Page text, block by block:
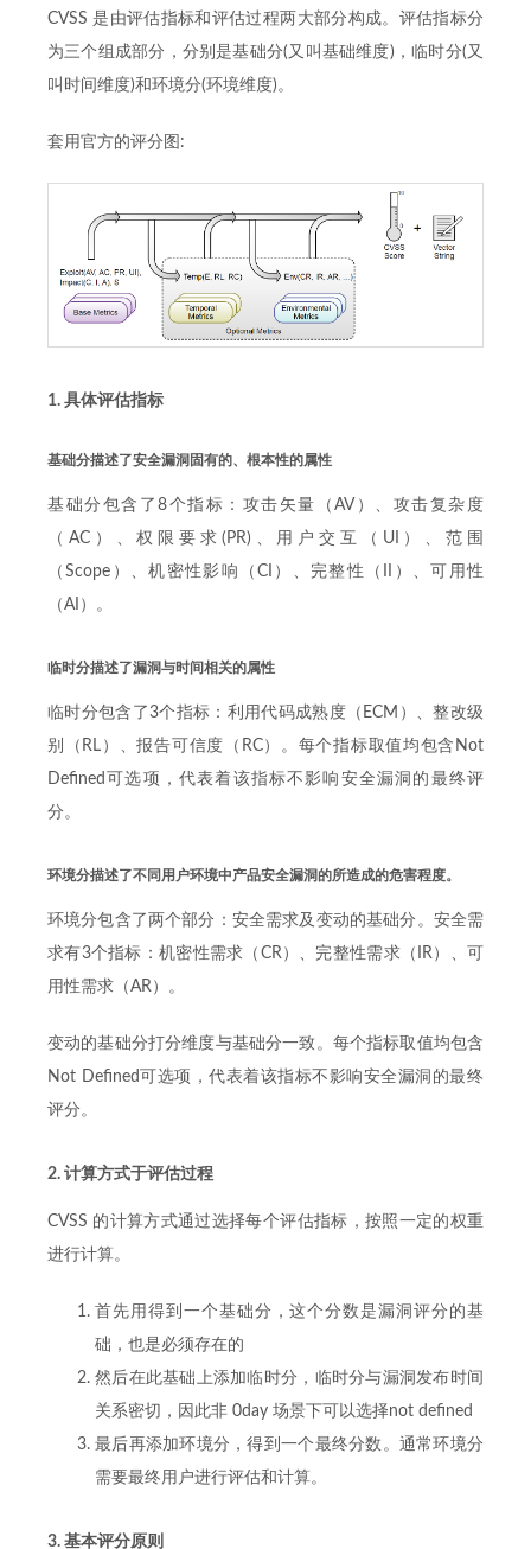
CVSS 是由评估指标和评估过程两大部分构成。评估指标分
为三个组成部分，分别是基础分(又叫基础维度)，临时分(又
叫时间维度)和环境分(环境维度)。
套用官方的评分图:
1. 具体评估指标
基础分描述了安全漏洞固有的、根本性的属性
基础分包含了8个指标：攻击矢量（AV）、攻击复杂度
（AC）、权限要求(PR)、用户交互（UI）、范围
（Scope）、机密性影响（CI）、完整性（II）、可用性
（AI）。
临时分描述了漏洞与时间相关的属性
临时分包含了3个指标：利用代码成熟度（ECM）、整改级
别（RL）、报告可信度（RC）。每个指标取值均包含Not
Defined可选项，代表着该指标不影响安全漏洞的最终评
分。
环境分描述了不同用户环境中产品安全漏洞的所造成的危害程度。
环境分包含了两个部分：安全需求及变动的基础分。安全需
求有3个指标：机密性需求（CR）、完整性需求（IR）、可
用性需求（AR）。
变动的基础分打分维度与基础分一致。每个指标取值均包含
Not Defined可选项，代表着该指标不影响安全漏洞的最终
评分。
2. 计算方式于评估过程
CVSS 的计算方式通过选择每个评估指标，按照一定的权重
进行计算。
首先用得到一个基础分，这个分数是漏洞评分的基
础，也是必须存在的
然后在此基础上添加临时分，临时分与漏洞发布时间
关系密切，因此非 0day 场景下可以选择not defined
最后再添加环境分，得到一个最终分数。通常环境分
需要最终用户进行评估和计算。
3. 基本评分原则